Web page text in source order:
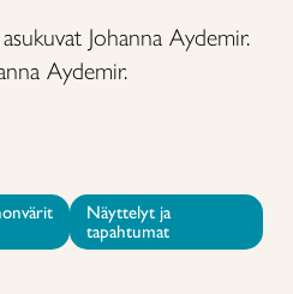
Johanna Aydemir.
Aydemir.
Näyttelyt ja
tapahtumat